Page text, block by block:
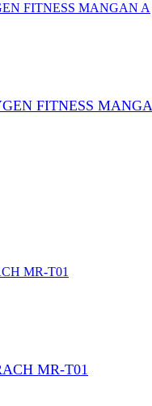
FITNESS
MR-T01